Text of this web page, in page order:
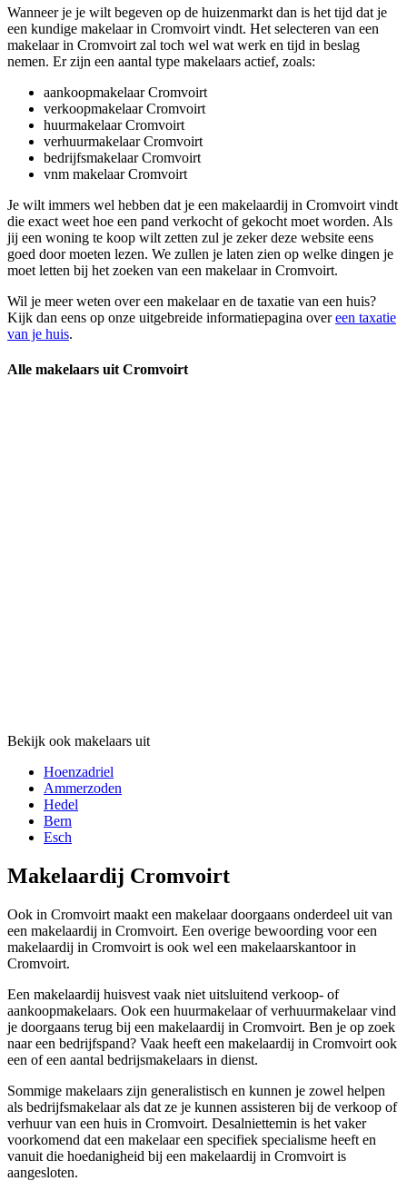
Wanneer je je wilt begeven op de huizenmarkt dan is het tijd dat je
een kundige makelaar in Cromvoirt vindt. Het selecteren van een
makelaar in Cromvoirt zal toch wel wat werk en tijd in beslag
nemen. Er zijn een aantal type makelaars actief, zoals:
aankoopmakelaar Cromvoirt
verkoopmakelaar Cromvoirt
huurmakelaar Cromvoirt
verhuurmakelaar Cromvoirt
bedrijfsmakelaar Cromvoirt
vnm makelaar Cromvoirt
Je wilt immers wel hebben dat je een makelaardij in Cromvoirt vindt
die exact weet hoe een pand verkocht of gekocht moet worden. Als
jij een woning te koop wilt zetten zul je zeker deze website eens
goed door moeten lezen. We zullen je laten zien op welke dingen je
moet letten bij het zoeken van een makelaar in Cromvoirt.
Wil je meer weten over een makelaar en de taxatie van een huis?
Kijk dan eens op onze uitgebreide informatiepagina overeen taxatie
van je huis.
Alle makelaars uit Cromvoirt
Bekijk ook makelaars uit
Hoenzadriel
Ammerzoden
Hedel
Bern
Esch
Makelaardij Cromvoirt
Ook in Cromvoirt maakt een makelaar doorgaans onderdeel uit van
een makelaardij in Cromvoirt. Een overige bewoording voor een
makelaardij in Cromvoirt is ook wel een makelaarskantoor in
Cromvoirt.
Een makelaardij huisvest vaak niet uitsluitend verkoop- of
aankoopmakelaars. Ook een huurmakelaar of verhuurmakelaar vind
je doorgaans terug bij een makelaardij in Cromvoirt. Ben je op zoek
naar een bedrijfspand? Vaak heeft een makelaardij in Cromvoirt ook
een of een aantal bedrijsmakelaars in dienst.
Sommige makelaars zijn generalistisch en kunnen je zowel helpen
als bedrijfsmakelaar als dat ze je kunnen assisteren bij de verkoop of
verhuur van een huis in Cromvoirt. Desalniettemin is het vaker
voorkomend dat een makelaar een specifiek specialisme heeft en
vanuit die hoedanigheid bij een makelaardij in Cromvoirt is
aangesloten.